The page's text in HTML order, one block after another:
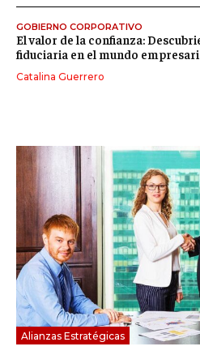
Alianzas Estratégicas
GOBIERNO CORPORATIVO
El valor de la confianza:
fiduciaria en el mundo
Catalina Guerrero